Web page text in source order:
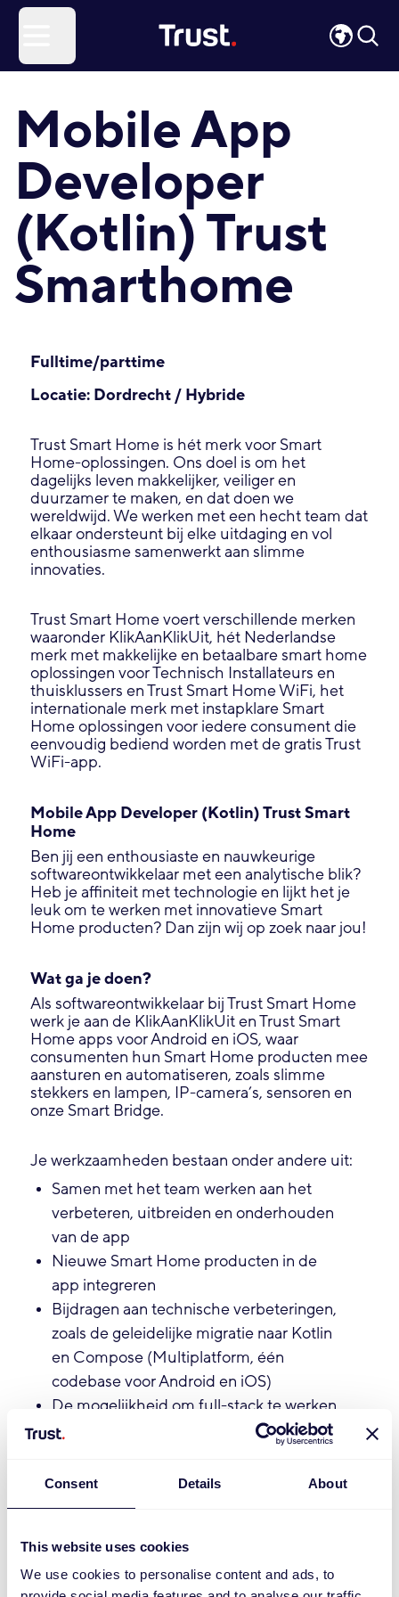
Consent Details About
This website uses cookies
We use cookies to personalise content and ads, to
Mobile App
Developer
(Kotlin) Trust
Smarthome
Fulltime/parttime
Locatie: Dordrecht / Hybride
Trust Smart Home is hét merk voor Smart
Home-oplossingen. Ons doel is om het
dagelijks leven makkelijker, veiliger en
duurzamer te maken, en dat doen we
wereldwijd. We werken met een hecht team dat
elkaar ondersteunt bij elke uitdaging en vol
enthousiasme samenwerkt aan slimme
innovaties.
Trust Smart Home voert verschillende merken
waaronder KlikAanKlikUit, hét Nederlandse
merk met makkelijke en betaalbare smart home
oplossingen voor Technisch Installateurs en
thuisklussers en Trust Smart Home WiFi, het
internationale merk met instapklare Smart
Home oplossingen voor iedere consument die
eenvoudig bediend worden met de gratis Trust
WiFi-app.
Mobile App Developer (Kotlin) Trust Smart
Home
Ben jij een enthousiaste en nauwkeurige
softwareontwikkelaar met een analytische blik?
Heb je affiniteit met technologie en lijkt het je
leuk om te werken met innovatieve Smart
Home producten? Dan zijn wij op zoek naar jou!
Wat ga je doen?
Als softwareontwikkelaar bij Trust Smart Home
werk je aan de KlikAanKlikUit en Trust Smart
Home apps voor Android en iOS, waar
consumenten hun Smart Home producten mee
aansturen en automatiseren, zoals slimme
stekkers en lampen, IP-camera’s, sensoren en
onze Smart Bridge.
Je werkzaamheden bestaan onder andere uit:
Samen met het team werken aan het
verbeteren, uitbreiden en onderhouden
van de app
Nieuwe Smart Home producten in de
app integreren
Bijdragen aan technische verbeteringen,
zoals de geleidelijke migratie naar Kotlin
en Compose (Multiplatform, één
codebase voor Android en iOS)
De mogelijkheid om full-stack te werken,
dus ook aan onze server-side systemen in
Wat breng je mee?
Software Engineering of vergelijkbaar